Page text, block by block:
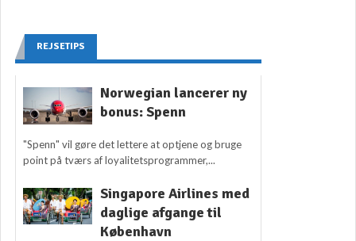
REJSETIPS
Norwegian lancerer ny
bonus: Spenn
"Spenn" vil gøre det lettere at optjene og bruge
point på tværs af loyalitetsprogrammer,...
Singapore Airlines med
daglige afgange til
København